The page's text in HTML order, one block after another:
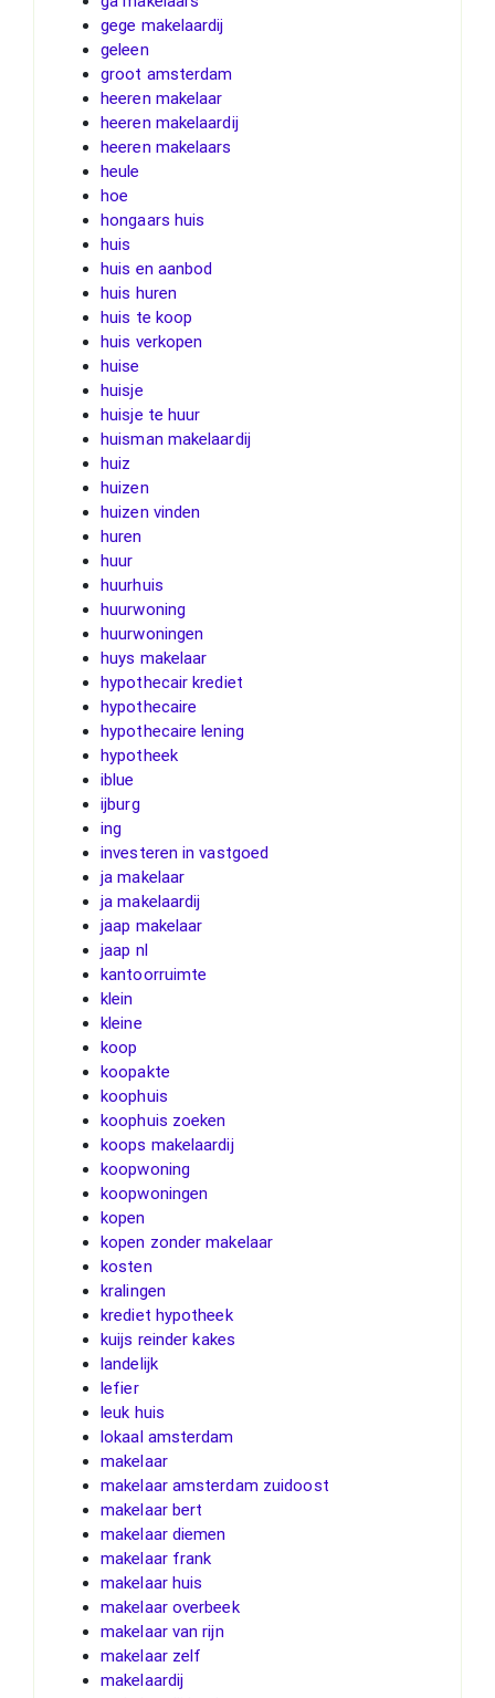
gege makelaardij
geleen
groot amsterdam
heeren makelaar
heeren makelaardij
heeren makelaars
heule
hoe
hongaars huis
huis
huis en aanbod
huis huren
huis te koop
huis verkopen
huise
huisje
huisje te huur
huisman makelaardij
huiz
huizen
huizen vinden
huren
huur
huurhuis
huurwoning
huurwoningen
huys makelaar
hypothecair krediet
hypothecaire
hypothecaire lening
hypotheek
iblue
ijburg
ing
investeren in vastgoed
ja makelaar
ja makelaardij
jaap makelaar
jaap nl
kantoorruimte
klein
kleine
koop
koopakte
koophuis
koophuis zoeken
koops makelaardij
koopwoning
koopwoningen
kopen
kopen zonder makelaar
kosten
kralingen
krediet hypotheek
kuijs reinder kakes
landelijk
lefier
leuk huis
lokaal amsterdam
makelaar
makelaar amsterdam zuidoost
makelaar bert
makelaar diemen
makelaar frank
makelaar huis
makelaar overbeek
makelaar van rijn
makelaar zelf
makelaardij